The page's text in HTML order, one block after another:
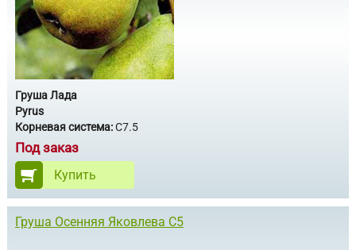
Груша Лада
Pyrus
Корневая система:С7.5
Под заказ
Купить
Груша Осенняя Яковлева С5